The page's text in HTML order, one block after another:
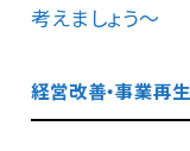
考えましょう～
経営改善・事業再